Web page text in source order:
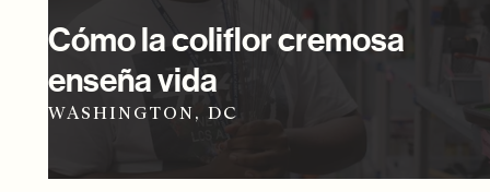
Cómo la coliflor cremosa
enseña vida
WASHINGTON, DC